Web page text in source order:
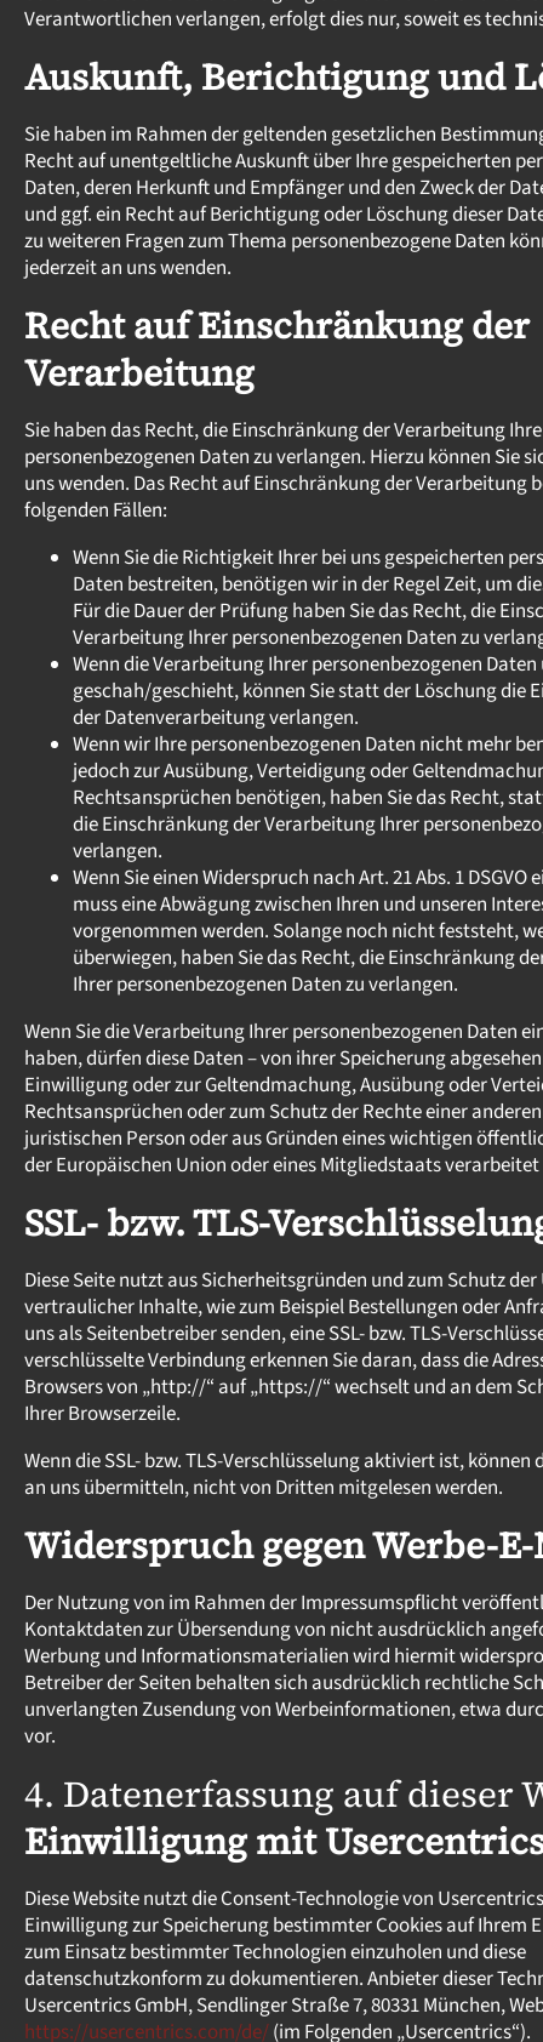
Verantwortlichen verlangen, erfolgt dies nur, soweit es
Auskunft, Berichtigung und
Sie haben im Rahmen der geltenden gesetzlichen
Recht auf unentgeltliche Auskunft über Ihre gespeicherten
Daten, deren Herkunft und Empfänger und den Zweck der
und ggf. ein Recht auf Berichtigung oder Löschung dieser
zu weiteren Fragen zum Thema personenbezogene Daten
jederzeit an uns wenden.
Recht auf Einschränkung der
Verarbeitung
Sie haben das Recht, die Einschränkung der Verarbeitung
personenbezogenen Daten zu verlangen. Hierzu können Sie
uns wenden. Das Recht auf Einschränkung der Verarbeitung
folgenden Fällen:
Wenn Sie die Richtigkeit Ihrer bei uns gespeicherten
Daten bestreiten, benötigen wir in der Regel Zeit, um
Für die Dauer der Prüfung haben Sie das Recht, die
Verarbeitung Ihrer personenbezogenen Daten zu
Wenn die Verarbeitung Ihrer personenbezogenen
geschah/geschieht, können Sie statt der Löschung die
der Datenverarbeitung verlangen.
Wenn wir Ihre personenbezogenen Daten nicht mehr
jedoch zur Ausübung, Verteidigung oder
Rechtsansprüchen benötigen, haben Sie das Recht,
die Einschränkung der Verarbeitung Ihrer
verlangen.
Wenn Sie einen Widerspruch nach Art. 21 Abs. 1 DSGVO
muss eine Abwägung zwischen Ihren und unseren
vorgenommen werden. Solange noch nicht feststeht,
überwiegen, haben Sie das Recht, die Einschränkung
Ihrer personenbezogenen Daten zu verlangen.
Wenn Sie die Verarbeitung Ihrer personenbezogenen Daten
haben, dürfen diese Daten – von ihrer Speicherung
Einwilligung oder zur Geltendmachung, Ausübung oder
Rechtsansprüchen oder zum Schutz der Rechte einer
juristischen Person oder aus Gründen eines wichtigen
der Europäischen Union oder eines Mitgliedstaats
SSL- bzw. TLS-
Diese Seite nutzt aus Sicherheitsgründen und zum Schutz
vertraulicher Inhalte, wie zum Beispiel Bestellungen oder
uns als Seitenbetreiber senden, eine SSL- bzw. TLS-
verschlüsselte Verbindung erkennen Sie daran, dass die
Browsers von „http://“ auf „https://“ wechselt und an dem
Ihrer Browserzeile.
Wenn die SSL- bzw. TLS-Verschlüsselung aktiviert ist, können
an uns übermitteln, nicht von Dritten mitgelesen werden.
Widerspruch gegen Werbe-
Der Nutzung von im Rahmen der Impressumspflicht
Kontaktdaten zur Übersendung von nicht ausdrücklich
Werbung und Informationsmaterialien wird hiermit
Betreiber der Seiten behalten sich ausdrücklich rechtliche
unverlangten Zusendung von Werbeinformationen, etwa
vor.
4. Datenerfassung auf dieser
Einwilligung mit
Diese Website nutzt die Consent-Technologie von
Einwilligung zur Speicherung bestimmter Cookies auf Ihrem
zum Einsatz bestimmter Technologien einzuholen und diese
datenschutzkonform zu dokumentieren. Anbieter dieser
Usercentrics GmbH, Sendlinger Straße 7, 80331 München,
https://usercentrics.com/de/(im Folgenden „Usercentrics“).